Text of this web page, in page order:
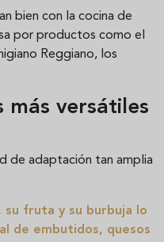
bien con la cocina de
por productos como el
Reggiano, los
más versátiles
de adaptación tan amplia
su fruta y su burbuja lo
de embutidos, quesos